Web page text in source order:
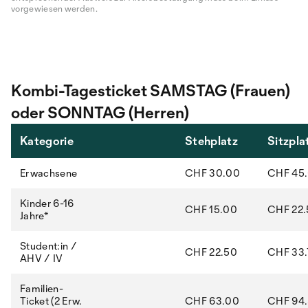
vorgewiesen werden.
Kombi-Tagesticket SAMSTAG (Frauen)
oder SONNTAG (Herren)
Kategorie Stehplatz
Erwachsene CHF 30.00 CHF
Kinder 6-16
Jahre*
CHF 15.00 CHF
Student:in /
AHV / IV
CHF 22.50 CHF
Familien-
Ticket (2 Erw.
CHF 63.00 CHF